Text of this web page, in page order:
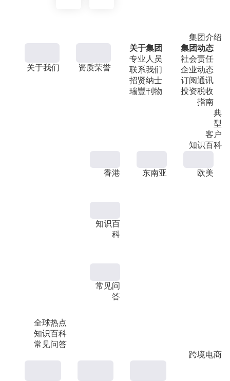
集团介绍
关于我们 资质荣誉
关于集团
专业人员
联系我们
招贤纳士
瑞豐刊物
集团动态
社会责任
企业动态
订阅通讯
投资税收
指南
典
型
客户
知识百科
全球热点
知识百科
常见问答
香港 东南亚 欧美
知识百
科
常见问
答
跨境电商